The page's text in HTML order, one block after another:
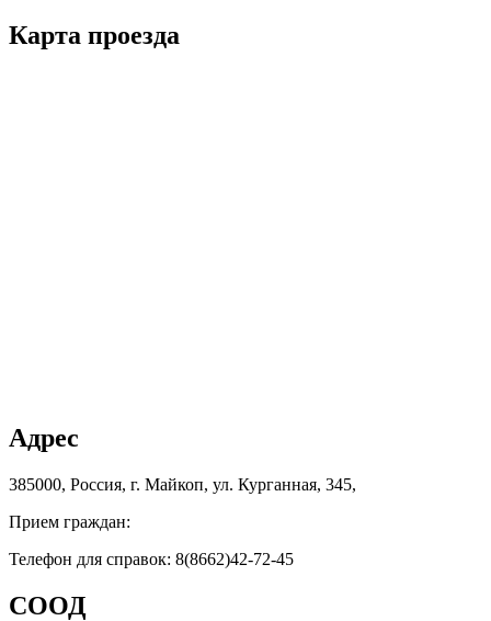
Карта проезда
Адрес
385000, Россия, г. Майкоп, ул. Курганная, 345,
Прием граждан:
Телефон для справок: 8(8662)42-72-45
СООД